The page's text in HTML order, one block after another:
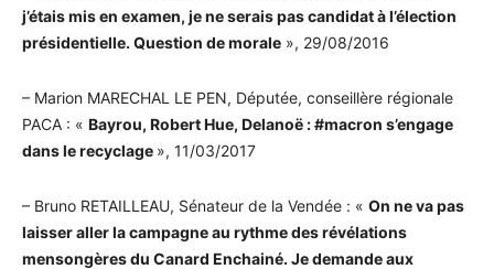
j’étais mis en examen, je ne serais pas candidat à l’élection
présidentielle. Question de morale », 29/08/2016
– Marion MARECHAL LE PEN, Députée, conseillère régionale
PACA : « Bayrou, Robert Hue, Delanoë : #macron s’engage
dans le recyclage », 11/03/2017
– Bruno RETAILLEAU, Sénateur de la Vendée : « On ne va pas
laisser aller la campagne au rythme des révélations
mensongères du Canard Enchainé. Je demande aux